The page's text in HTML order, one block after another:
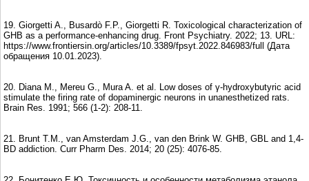
19. Giorgetti A., Busardò F.P., Giorgetti R. Toxicological characterization of
GHB as a performance-enhancing drug. Front Psychiatry. 2022; 13. URL:
https://www.frontiersin.org/articles/10.3389/fpsyt.2022.846983/full (Дата
обращения 10.01.2023).
20. Diana M., Mereu G., Mura A. et al. Low doses of γ-hydroxybutyric acid
stimulate the firing rate of dopaminergic neurons in unanesthetized rats.
Brain Res. 1991; 566 (1-2): 208-11.
21. Brunt T.M., van Amsterdam J.G., van den Brink W. GHB, GBL and 1,4-
BD addiction. Curr Pharm Des. 2014; 20 (25): 4076-85.